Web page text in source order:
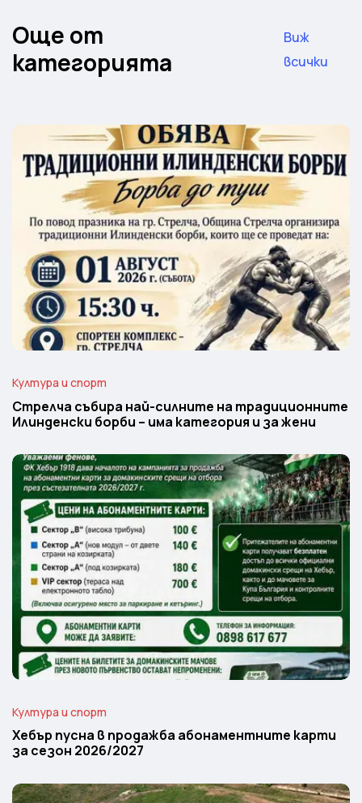
Още от
категорията
Виж
всички
Култура и спорт
Стрелча събира най-силните на традиционните
Илинденски борби – има категория и за жени
Култура и спорт
Хебър пусна в продажба абонаментните карти
за сезон 2026/2027